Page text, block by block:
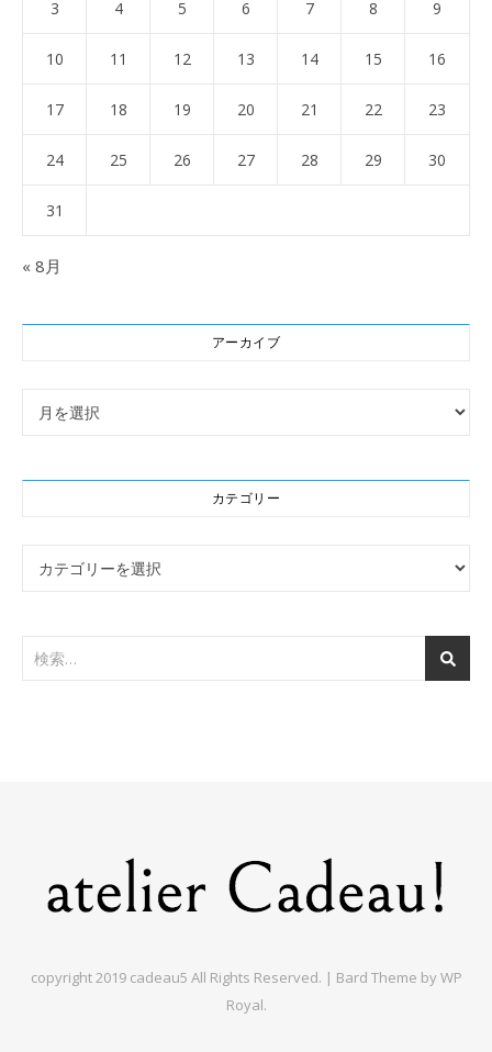
3 4 5 6 7 8 9
10 11 12 13 14 15 16
17 18 19 20 21 22 23
24 25 26 27 28 29 30
31
« 8月
アーカイブ
アーカイブ
カテゴリー
カテゴリー
copyright 2019 cadeau5 All Rights Reserved. | Bard Theme byWP
Royal.